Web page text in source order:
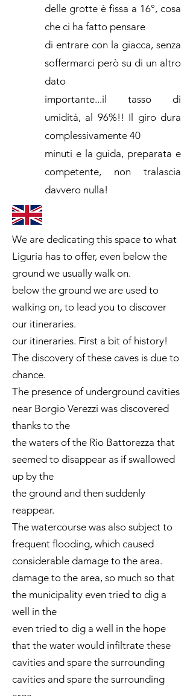
delle grotte è fissa a 16°, cosa
che ci ha fatto pensare
di entrare con la giacca, senza
soffermarci però su di un altro
dato
importante...il tasso di
umidità, al 96%!! Il giro dura
complessivamente 40
minuti e la guida, preparata e
competente, non tralascia
davvero nulla!
We are dedicating this space to what
Liguria has to offer, even below the
ground we usually walk on.
below the ground we are used to
walking on, to lead you to discover
our itineraries.
our itineraries. First a bit of history!
The discovery of these caves is due to
chance.
The presence of underground cavities
near Borgio Verezzi was discovered
thanks to the
the waters of the Rio Battorezza that
seemed to disappear as if swallowed
up by the
the ground and then suddenly
reappear.
The watercourse was also subject to
frequent flooding, which caused
considerable damage to the area.
damage to the area, so much so that
the municipality even tried to dig a
well in the
even tried to dig a well in the hope
that the water would infiltrate these
cavities and spare the surrounding
cavities and spare the surrounding